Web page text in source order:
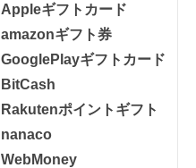
Appleギフトカード
amazonギフト券
GooglePlayギフトカード
BitCash
Rakutenポイントギフト
nanaco
WebMoney